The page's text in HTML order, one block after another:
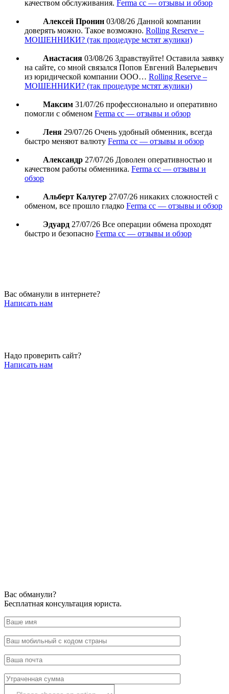
качеством обслуживания. Ferma cc — отзывы и обзор
Алексей Пронин 03/08/26 Данной компании
доверять можно. Такое возможно. Rolling Reserve –
МОШЕННИКИ? (так процедуре мстят жулики)
Анастасия 03/08/26 Здравствуйте! Оставила заявку
на сайте, со мной связался Попов Евгений Валерьевич
из юридической компании ООО… Rolling Reserve –
МОШЕННИКИ? (так процедуре мстят жулики)
Максим 31/07/26 профессионально и оперативно
помогли с обменом Ferma cc — отзывы и обзор
Леня 29/07/26 Очень удобный обменник, всегда
быстро меняют валюту Ferma cc — отзывы и обзор
Александр 27/07/26 Доволен оперативностью и
качеством работы обменника. Ferma cc — отзывы и
обзор
Альберт Калугер 27/07/26 никаких сложностей с
обменом, все прошло гладко Ferma cc — отзывы и обзор
Эдуард 27/07/26 Все операции обмена проходят
быстро и безопасно Ferma cc — отзывы и обзор
Вас обманули в интернете?
Написать нам
Надо проверить сайт?
Написать нам
Вас обманули?
Бесплатная консультация юриста.